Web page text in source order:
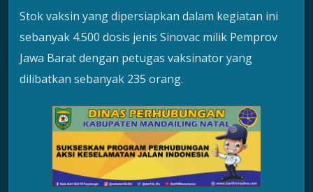
Stok vaksin yang dipersiapkan dalam kegiatan ini
sebanyak 4.500 dosis jenis Sinovac milik Pemprov
Jawa Barat dengan petugas vaksinator yang
dilibatkan sebanyak 235 orang.